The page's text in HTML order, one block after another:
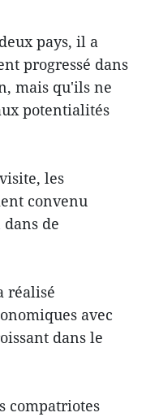
pays, il a
progressé dans
mais qu'ils ne
potentialités
les
convenu
de
réalisé
avec
dans le
compatriotes